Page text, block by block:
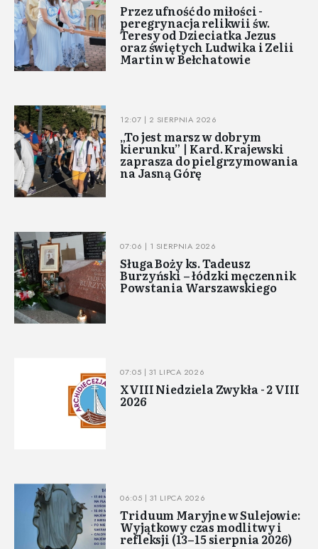
Przez ufność do miłości -
peregrynacja relikwii św.
Teresy od Dzieciatka Jezus
oraz świętych Ludwika i Zelii
Martin w Bełchatowie
12:07 | 2 SIERPNIA 2026
„To jest marsz w dobrym
kierunku” | Kard. Krajewski
zaprasza do pielgrzymowania
na Jasną Górę
07:06 | 1 SIERPNIA 2026
Sługa Boży ks. Tadeusz
Burzyński – łódzki męczennik
Powstania Warszawskiego
07:05 | 31 LIPCA 2026
XVIII Niedziela Zwykła - 2 VIII
2026
06:05 | 31 LIPCA 2026
Triduum Maryjne w Sulejowie:
Wyjątkowy czas modlitwy i
refleksji (13–15 sierpnia 2026)